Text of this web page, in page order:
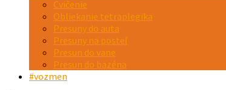
Cvičenie
Obliekanie tetraplegika
Presuny do auta
Presuny na posteľ
Presun do vane
Presun do bazéna
#vozmen